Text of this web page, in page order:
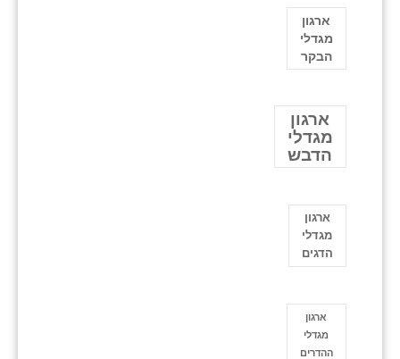
ארגון
מגדלי
הבקר
ארגון
מגדלי
הדבש
ארגון
מגדלי
הדגים
ארגון
מגדלי
ההדרים